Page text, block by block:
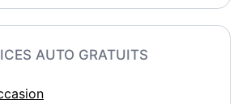
AUTO GRATUITS